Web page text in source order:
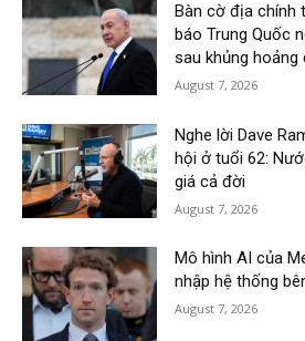
Bàn cờ địa chính
báo Trung Quốc
sau khủng hoảng
August 7, 2026
Nghe lời Dave
hội ở tuổi 62:
giá cả đời
August 7, 2026
Mô hình AI của
nhập hệ thống
August 7, 2026